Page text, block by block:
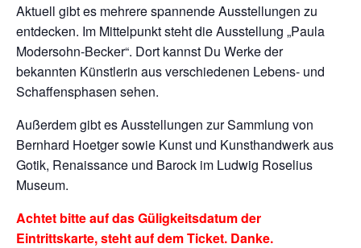
Aktuell gibt es mehrere spannende Ausstellungen zu
entdecken. Im Mittelpunkt steht die Ausstellung „Paula
Modersohn-Becker“. Dort kannst Du Werke der
bekannten Künstlerin aus verschiedenen Lebens- und
Schaffensphasen sehen.
Außerdem gibt es Ausstellungen zur Sammlung von
Bernhard Hoetger sowie Kunst und Kunsthandwerk aus
Gotik, Renaissance und Barock im Ludwig Roselius
Museum.
Achtet bitte auf das Güligkeitsdatum der
Eintrittskarte, steht auf dem Ticket. Danke.